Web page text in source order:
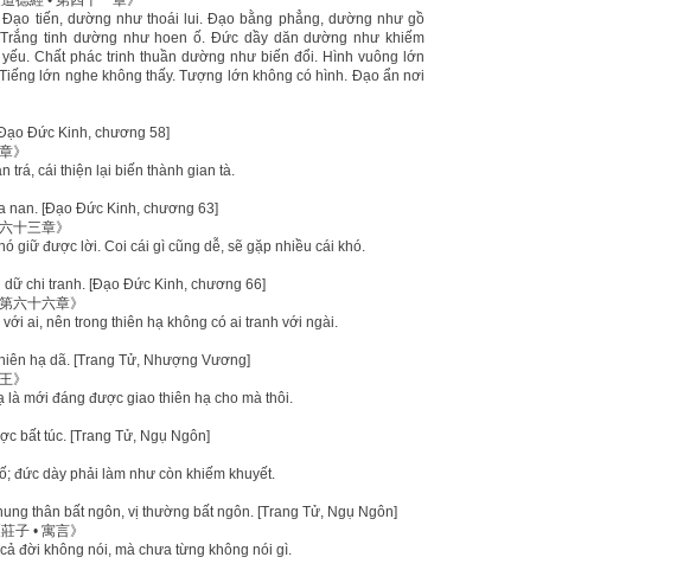
tiến, dường như thoái lui. Đạo bằng phẳng, dường như gồ
tinh dường như hoen ố. Đức dầy dăn dường như khiếm
Chất phác trinh thuần dường như biến đổi. Hình vuông lớn
lớn nghe không thấy. Tượng lớn không có hình. Đạo ẩn nơi
Đức Kinh, chương 58]
》
trá, cái thiện lại biến thành gian tà.
nan. [Đạo Đức Kinh, chương 63]
十三章》
giữ được lời. Coi cái gì cũng dễ, sẽ gặp nhiều cái khó.
dữ chi tranh. [Đạo Đức Kinh, chương 66]
六十六章》
ai, nên trong thiên hạ không có ai tranh với ngài.
hạ dã. [Trang Tử, Nhượng Vương]
》
là mới đáng được giao thiên hạ cho mà thôi.
bất túc. [Trang Tử, Ngụ Ngôn]
đức dày phải làm như còn khiếm khuyết.
thân bất ngôn, vị thường bất ngôn. [Trang Tử, Ngụ Ngôn]
子 • 寓言》
đời không nói, mà chưa từng không nói gì.